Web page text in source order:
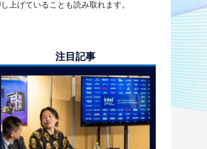
上げていることも読み取れます。
注目記事